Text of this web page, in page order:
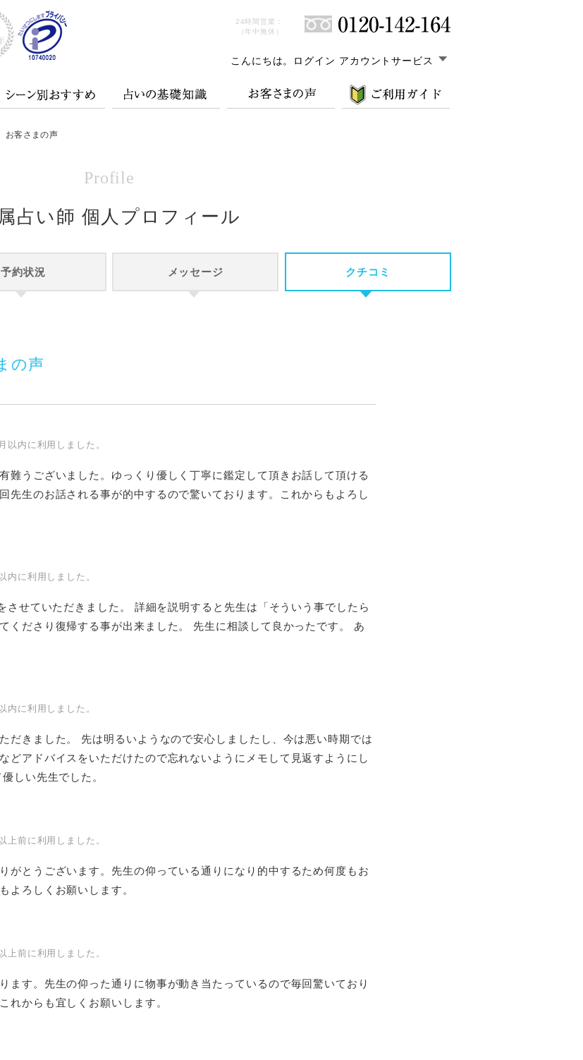
24時間営業：
（年中無休）
こんにちは。 ログイン アカウントサービス
客さまの声
Profile
占い師 個人プロフィール
予約状況 メッセージ クチコミ
の声
内に利用しました。
難うございました。ゆっくり優しく丁寧に鑑定して頂きお話して頂ける
先生のお話される事が的中するので驚いております。これからもよろし
に利用しました。
させていただきました。 詳細を説明すると先生は「そういう事でしたら
くださり復帰する事が出来ました。 先生に相談して良かったです。 あ
に利用しました。
だきました。 先は明るいようなので安心しましたし、今は悪い時期では
どアドバイスをいただけたので忘れないようにメモして見返すようにし
しい先生でした。
前に利用しました。
がとうございます。先生の仰っている通りになり的中するため何度もお
よろしくお願いします。
前に利用しました。
ます。先生の仰った通りに物事が動き当たっているので毎回驚いており
れからも宜しくお願いします。